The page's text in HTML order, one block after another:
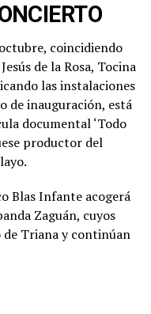
coincidiendo
de la Rosa, Tocina
las instalaciones
de inauguración, está
documental ‘Todo
productor del
Blas Infante acogerá
Zaguán, cuyos
de Triana y continúan